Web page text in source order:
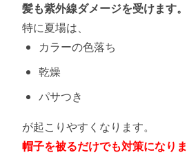
髪も紫外線ダメージを受けます。
特に夏場は、
カラーの色落ち
乾燥
パサつき
が起こりやすくなります。
帽子を被るだけでも対策になりま